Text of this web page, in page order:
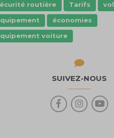
routière
Tarifs
vol
économies
voiture
SUIVEZ-NOUS